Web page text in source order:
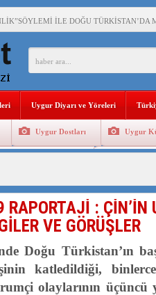
İLE DOĞU TÜRKİSTAN’DA
YAŞAYAN UYGURLARA
GENEL BAŞKANI AĞIRALİOĞLU :
UYGULAMALARI
YARAMIZ : ÇİN İŞGALİNDEKİ
ÖVEN DİYANET
KATLİAMI MESAJİ : 05.07.2009
Uygur Diyarı ve Yöreleri
Uygur Dostları Uygur
: ÇİN’İN
VE GÖRÜŞLER
Doğu Türkistan’ın
katledildiği,
olaylarının üçüncü